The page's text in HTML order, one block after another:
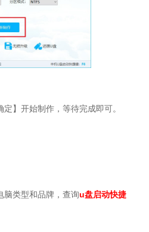
定】开始制作，等待完成即可。
脑类型和品牌，查询u盘启动快捷